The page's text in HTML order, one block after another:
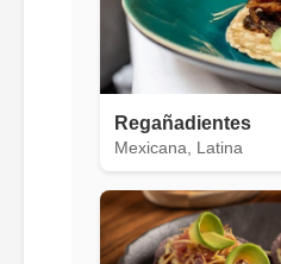
Regañadientes
Mexicana, Latina